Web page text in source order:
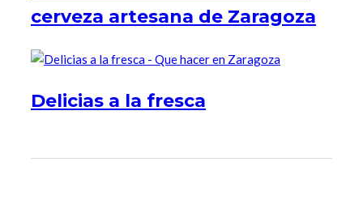
cerveza artesana de Zaragoza
Delicias a la fresca